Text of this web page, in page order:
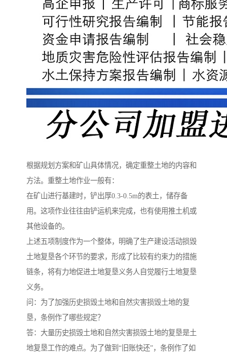
根据规划方案和矿山具体情况，确定重整土地的内容和
方法。重整土地作业一般有：
在矿山进行基建时，铲出厚0.3-0.5m的表土，储存备
用。这项作业往往由铲运机来完成，也有使用推土机或
其他设备的。
上述五项制度作为一个整体，明确了生产建设活动损毁
土地复垦各个环节的要求，形成了比较有约束力的措施
链条，将有力地促进土地复垦义务人自觉履行土地复垦
义务。
问：为了加强历史损毁土地和自然灾害损毁土地的复
垦，条例作了哪些规定？
答：大量历史损毁土地和自然灾害损毁土地的复垦是土
地复垦工作的难点。为了做到“旧账快还”，条例作了如